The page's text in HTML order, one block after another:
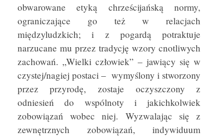
obwarowane etyką chrześcijańską normy,
ograniczające go też w relacjach
międzyludzkich; i z pogardą potraktuje
narzucane mu przez tradycję wzory cnotliwych
zachowań. „Wielki człowiek” – jawiący się w
czystej/nagiej postaci – wymyślony i stworzony
przez przyrodę, zostaje oczyszczony z
odniesień do wspólnoty i jakichkolwiek
zobowiązań wobec niej. Wyzwalając się z
zewnętrznych zobowiązań, indywiduum